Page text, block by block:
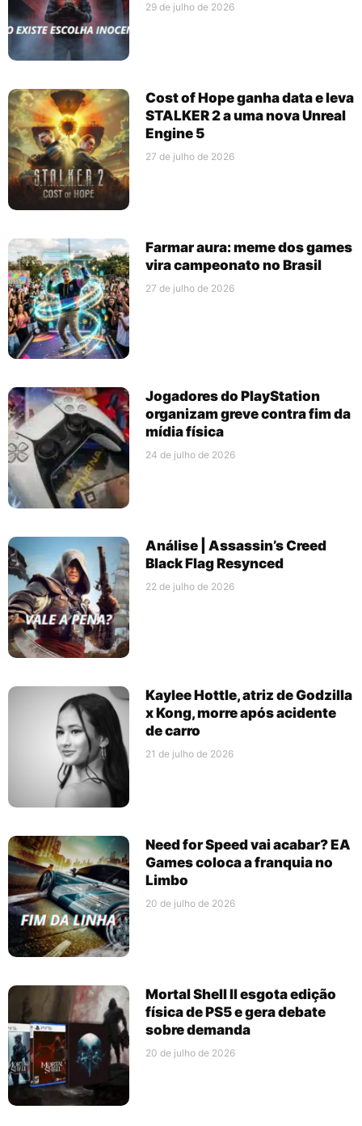
29 de julho de 2026
Cost of Hope ganha data e leva
STALKER 2 a uma nova Unreal
Engine 5
27 de julho de 2026
Farmar aura: meme dos games
vira campeonato no Brasil
27 de julho de 2026
Jogadores do PlayStation
organizam greve contra fim da
mídia física
24 de julho de 2026
Análise | Assassin’s Creed
Black Flag Resynced
22 de julho de 2026
Kaylee Hottle, atriz de Godzilla
x Kong, morre após acidente
de carro
21 de julho de 2026
Need for Speed vai acabar? EA
Games coloca a franquia no
Limbo
20 de julho de 2026
Mortal Shell II esgota edição
física de PS5 e gera debate
sobre demanda
20 de julho de 2026